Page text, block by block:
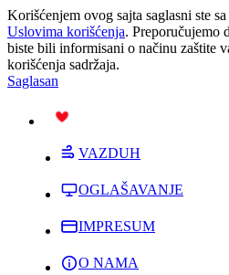
Korišćenjem ovog sajta saglasni ste sa
Uslovima korišćenja. Preporučujemo
biste bili informisani o načinu zaštite
korišćenja sadržaja.
Saglasan
VAZDUH
OGLAŠAVANJE
IMPRESUM
O NAMA